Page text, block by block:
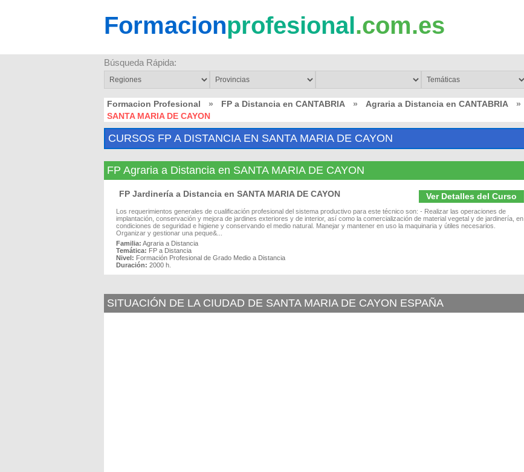
Formacionprofesional.com.es
Búsqueda Rápida:
Formacion Profesional » FP a Distancia en CANTABRIA » Agraria a Distancia en CANTABRIA
»
SANTA MARIA DE CAYON
CURSOS FP A DISTANCIA EN SANTA MARIA DE CAYON
FP Agraria a Distancia en SANTA MARIA DE CAYON
Ver Detalles del Curso
FP Jardinería a Distancia en SANTA MARIA DE CAYON
Los requerimientos generales de cualificación profesional del sistema productivo para este técnico son: - Realizar las operaciones de
implantación, conservación y mejora de jardines exteriores y de interior, así como la comercialización de material vegetal y de jardinería, en
condiciones de seguridad e higiene y conservando el medio natural. Manejar y mantener en uso la maquinaria y útiles necesarios.
Organizar y gestionar una peque&...
Familia: Agraria a Distancia
Temática: FP a Distancia
Nivel: Formación Profesional de Grado Medio a Distancia
Duración: 2000 h.
SITUACIÓN DE LA CIUDAD DE SANTA MARIA DE CAYON ESPAÑA